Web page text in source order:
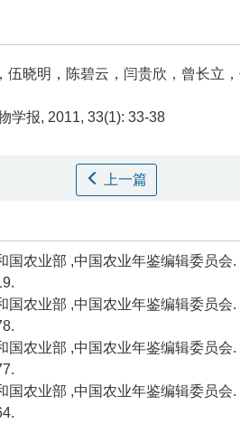
伍晓明，陈碧云，闫贵欣，曾长立
学报, 2011, 33(1): 33-38
上一篇
国农业部 ,中国农业年鉴编辑委员
国农业部 ,中国农业年鉴编辑委员
国农业部 ,中国农业年鉴编辑委员
国农业部 ,中国农业年鉴编辑委员